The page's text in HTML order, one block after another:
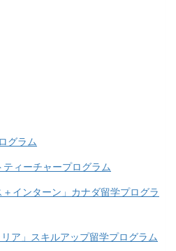
グラム
ィーチャープログラム
＋インターン」カナダ留学プログラ
リア」スキルアップ留学プログラム